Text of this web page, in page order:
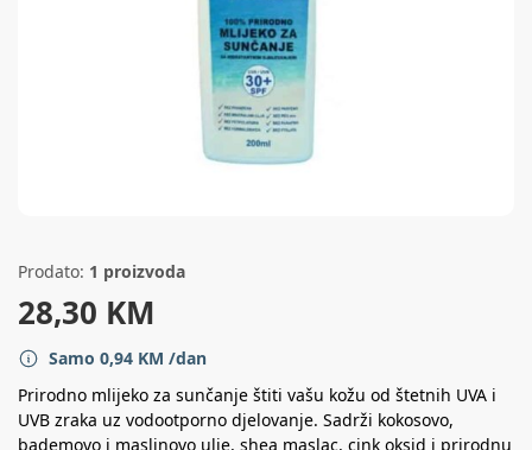
Prodato: 1 proizvoda
28,30 KM
Samo 0,94 KM /dan
Prirodno mlijeko za sunčanje štiti vašu kožu od štetnih UVA i
UVB zraka uz vodootporno djelovanje. Sadrži kokosovo,
bademovo i maslinovo ulje, shea maslac, cink oksid i prirodnu